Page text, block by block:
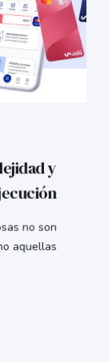
y
no son
aquellas